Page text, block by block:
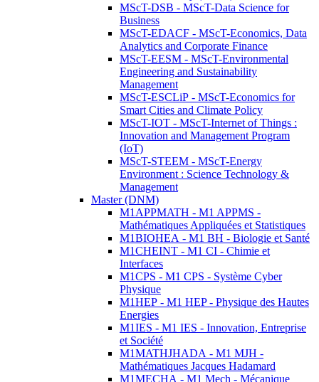
MScT-DSB - MScT-Data Science for
Business
MScT-EDACF - MScT-Economics, Data
Analytics and Corporate Finance
MScT-EESM - MScT-Environmental
Engineering and Sustainability
Management
MScT-ESCLiP - MScT-Economics for
Smart Cities and Climate Policy
MScT-IOT - MScT-Internet of Things :
Innovation and Management Program
(IoT)
MScT-STEEM - MScT-Energy
Environment : Science Technology &
Management
Master (DNM)
M1APPMATH - M1 APPMS -
Mathématiques Appliquées et Statistiques
M1BIOHEA - M1 BH - Biologie et Santé
M1CHEINT - M1 CI - Chimie et
Interfaces
M1CPS - M1 CPS - Système Cyber
Physique
M1HEP - M1 HEP - Physique des Hautes
Energies
M1IES - M1 IES - Innovation, Entreprise
et Société
M1MATHJHADA - M1 MJH -
Mathématiques Jacques Hadamard
M1MECHA - M1 Mech - Mécanique